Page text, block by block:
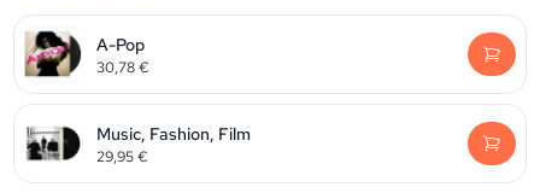
A-Pop
30,78€
Music, Fashion, Film
29,95€